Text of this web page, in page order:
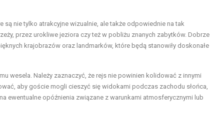
nie tylko atrakcyjne wizualnie, ale także odpowiednie na tak
przez urokliwe jeziora czy też w pobliżu znanych zabytków. Dobrze
krajobrazów oraz landmarków, które będą stanowiły doskonałe
wesela. Należy zaznaczyć, że rejs nie powinien kolidować z innymi
aby goście mogli cieszyć się widokami podczas zachodu słońca,
ewentualne opóźnienia związane z warunkami atmosferycznymi lub